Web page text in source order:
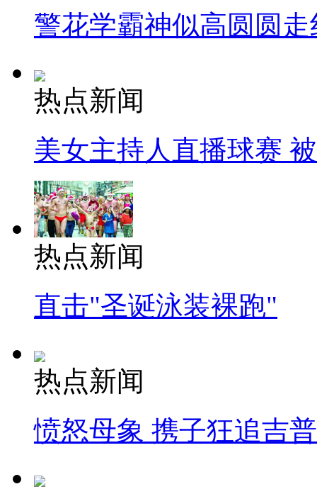
警花学霸神似高圆圆走
热点新闻
美女主持人直播球赛
热点新闻
直击"圣诞泳装裸跑"
热点新闻
愤怒母象 携子狂追吉